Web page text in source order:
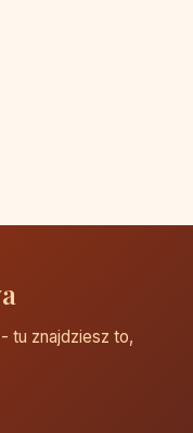
tu znajdziesz to,